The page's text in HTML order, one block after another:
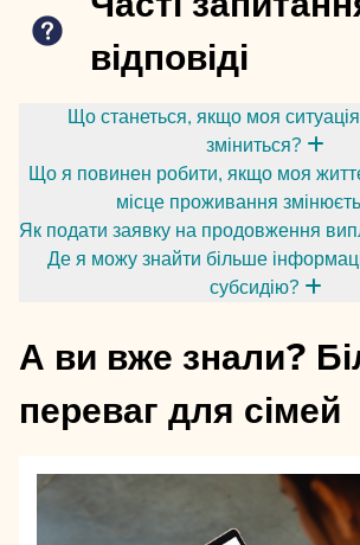
відповіді
Що станеться, якщо моя
зміниться?
Що я повинен робити, якщо моя
місце проживання
Як подати заявку на продовження
Де я можу знайти більше
субсидію?
А ви вже знали?
переваг для сімей